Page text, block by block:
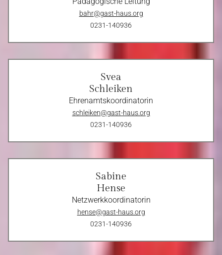
bahr@gast-haus.org
0231-140936
Svea
Schleiken
Ehrenamtskoordinatorin
schleiken@gast-haus.org
0231-140936
Sabine
Hense
Netzwerkkoordinatorin
hense@gast-haus.org
0231-140936